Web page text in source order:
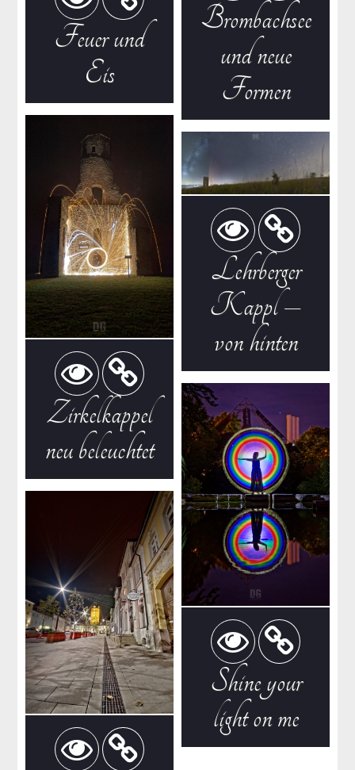
Brombachsee
und neue
Formen
Feuer und
Eis
Zirkelkappel
neu beleuchtet
Lehrberger
Kappl –
von hinten
Shine your
light on me